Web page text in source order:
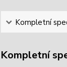
Kompletní
Kompletní